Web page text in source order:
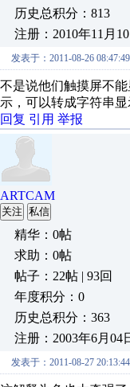
历史总积分：813
注册：2010年11月10
发表于：2011-08-26 08:47:49
不是说他们触摸屏不
示，可以转成字符串
回复 引用 举报
ARTCAM
关注 私信
精华：0帖
求助：0帖
帖子：22帖 | 93回
年度积分：0
历史总积分：363
注册：2003年6月04
发表于：2011-08-27 20:13:44